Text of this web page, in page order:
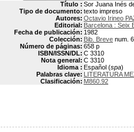
Título : Sor Juana Inés
Tipo de documento: texto impreso
Autores: Octavio Irineo
Editorial: Barcelona : Seix
Fecha de publicación: 1982
Colección: Bib. Breve num.
Número de páginas: 658 p
ISBN/ISSN/DL: C 3310
Nota general: C 3310
Idioma : Español (spa)
Palabras clave: LITERATURA
Clasificación: M860.92